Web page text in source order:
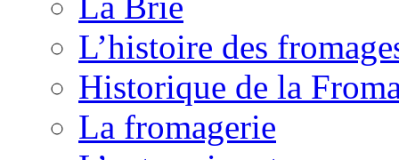
L’histoire des
Historique de la
La fromagerie